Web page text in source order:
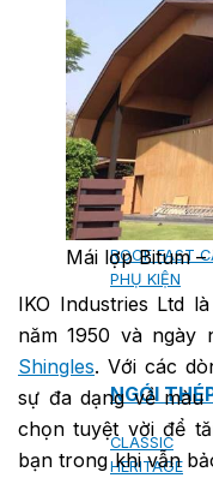
NGÓI
MARATHON
CAMBRIDGE
CAMBRIDGE
DYNASTY
CROWNE
ROYAL
ROOF FAST
PHỤ KIỆN
NGÓI
CLASSIC
HERITAGE
Mái lợp Bitum
IKO Industries Ltd
năm 1950 và ngày
Shingles. Với các
sự đa dạng về màu
chọn tuyệt vời để
bạn trong khi vẫn